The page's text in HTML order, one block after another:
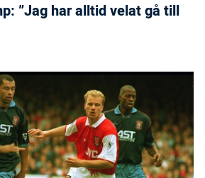
”Jag har alltid velat gå till